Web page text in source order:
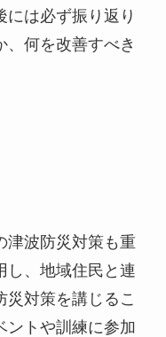
には必ず振り返り
何を改善すべき
津波防災対策も重
し、地域住民と連
対策を講じるこ
ントや訓練に参加